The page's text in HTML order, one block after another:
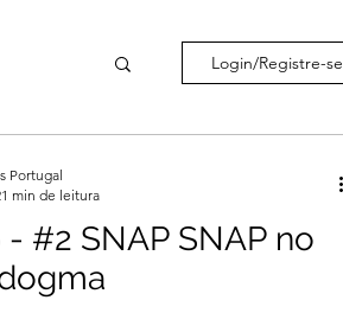
Login/Registre-se
#2 SNAP SNAP no
Portugal
min de leitura